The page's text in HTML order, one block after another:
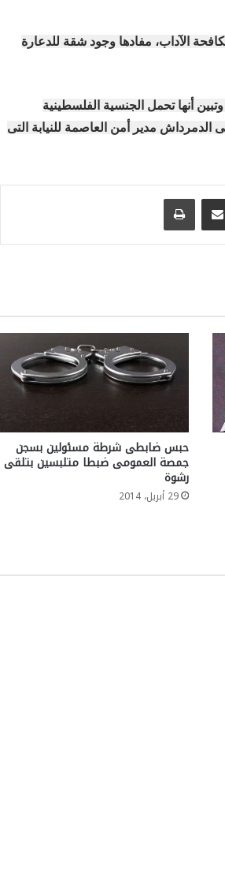
الآداب، مفادها وجود شقة للدعارة
أنها تحمل الجنسية الفلسطينية
الدمرداش مدير أمن العاصمة للنيابة التى
مشاركة عبر البريد طباعة
حبس ضابطى شرطة مسئولين بسجن
جمصة العمومى ضبطا متلبسين بتلقى
رشوة
29 أبريل، 2014